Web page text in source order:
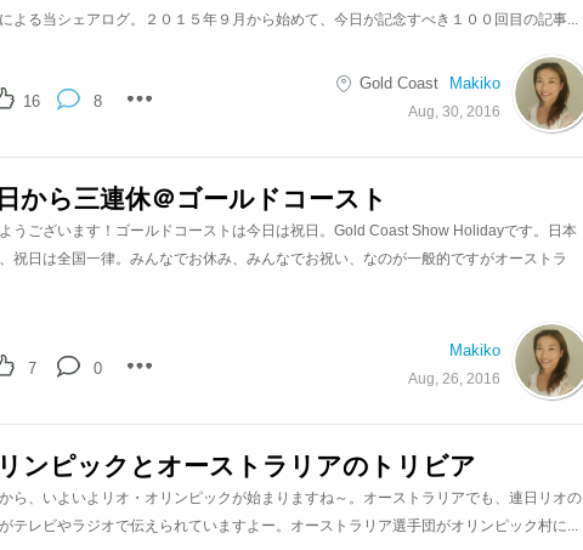
よる当シェアログ。２０１５年９月から始めて、今日が記念すべき１００回目の記事...
Gold Coast Makiko
Aug, 30, 2016
8
16
から三連休＠ゴールドコースト
うございます！ゴールドコーストは今日は祝日。Gold Coast Show Holidayです。日本
祝日は全国一律。みんなでお休み、みんなでお祝い、なのが一般的ですがオーストラ
Makiko
Aug, 26, 2016
0
7
ンピックとオーストラリアのトリビア
ら、いよいよリオ・オリンピックが始まりますね～。オーストラリアでも、連日リオの
テレビやラジオで伝えられていますよー。オーストラリア選手団がオリンピック村に...